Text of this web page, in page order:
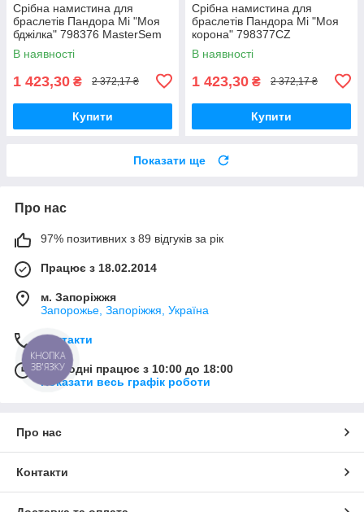
Срібна намистина для
браслетів Пандора Мі "Моя
бджілка" 798376 MasterSem
В наявності
1 423,30 ₴ 2 372,17 ₴
Купити
Срібна намистина для
браслетів Пандора Мі "Моя
корона" 798377CZ
MasterSem
В наявності
1 423,30 ₴ 2 372,17 ₴
Купити
Показати ще
Про нас
97% позитивних з 89 відгуків за рік
Працює з 18.02.2014
м. Запоріжжя
Запорожье, Запоріжжя, Україна
Контакти
Сьогодні працює з 10:00 до 18:00
Показати весь графік роботи
Про нас
Контакти
КНОПКА
ЗВ'ЯЗКУ